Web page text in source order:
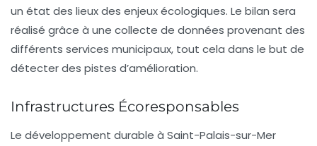
un état des lieux des enjeux écologiques. Le bilan sera
réalisé grâce à une collecte de données provenant des
différents services municipaux, tout cela dans le but de
détecter des pistes d’amélioration.
Infrastructures Écoresponsables
Le développement durable à Saint-Palais-sur-Mer